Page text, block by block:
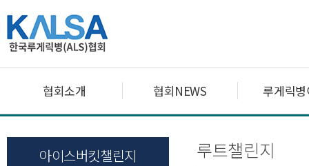
협회소개 협회NEWS 루게릭
아이스버킷챌린지 루트챌린지